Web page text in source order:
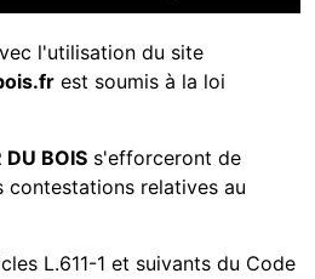
l'utilisation du site
est soumis à la loi
DU BOIS s'efforceront de
contestations relatives au
L.611-1 et suivants du Code